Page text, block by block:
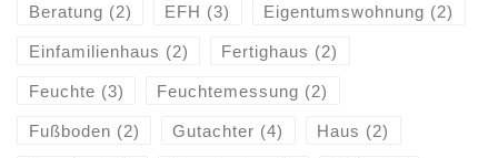
Beratung (2) EFH (3) Eigentumswohnung (2)
Einfamilienhaus (2) Fertighaus (2)
Feuchte (3) Feuchtemessung (2)
Fußboden (2) Gutachter (4) Haus (2)